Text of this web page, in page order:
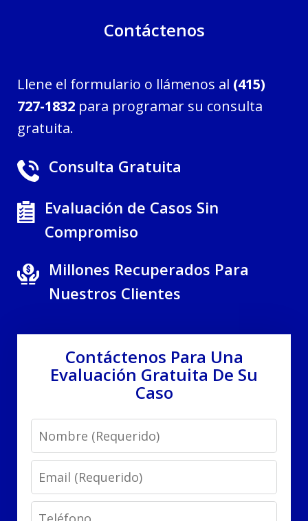
Contáctenos
Llene el formulario o llámenos al (415)
727-1832 para programar su consulta
gratuita.
Consulta Gratuita
Evaluación de Casos Sin
Compromiso
Millones Recuperados Para
Nuestros Clientes
Contáctenos Para Una
Evaluación Gratuita De Su
Caso
Name
Email
Phone